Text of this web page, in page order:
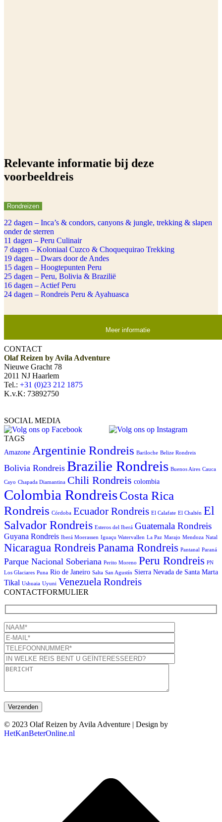
Relevante informatie bij deze
voorbeeldreis
Rondreizen
22 dagen – Inca’s & condors, canyons & jungle, trekking & slapen
onder de sterren
11 dagen – Peru Culinair
7 dagen – Koloniaal Cuzco & Choquequirao Trekking
19 dagen – Dwars door de Andes
15 dagen – Hoogtepunten Peru
25 dagen – Peru, Bolivia & Brazilië
16 dagen – Actief Peru
24 dagen – Rondreis Peru & Ayahuasca
Meer informatie
CONTACT
Olaf Reizen by Avila Adventure
Nieuwe Gracht 78
2011 NJ Haarlem
Tel.: +31 (0)23 212 1875
K.v.K: 73892750
SOCIAL MEDIA
TAGS
Amazone Argentinie Rondreis Bariloche Belize Rondreis
Bolivia Rondreis Brazilie Rondreis Buenos Aires Cauca
Cayo Chapada Diamantina Chili Rondreis colombia
Colombia RondreisCosta Rica
Rondreis Córdoba Ecuador Rondreis El Calafate El Chaltén El
Salvador Rondreis Esteros del Iberá Guatemala Rondreis
Guyana Rondreis Iberá Moerassen Iguaçu Watervallen La Paz Marajo Mendoza Natal
Nicaragua Rondreis Panama Rondreis Pantanal Paraná
Parque Nacional Soberiana Perito Moreno Peru Rondreis PN
Los Glaciares Puna Rio de Janeiro Salta San Agustín Sierra Nevada de Santa Marta
Tikal Ushuaia Uyuni Venezuela Rondreis
CONTACTFORMULIER
© 2023 Olaf Reizen by Avila Adventure | Design by
HetKanBeterOnline.nl